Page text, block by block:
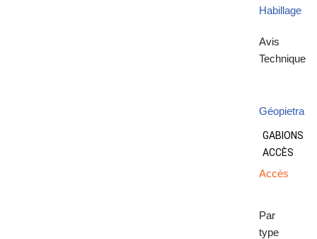
Habillage
Avis
Technique
Géopietra
GABIONS
ACCÈS
Accès
Par
type